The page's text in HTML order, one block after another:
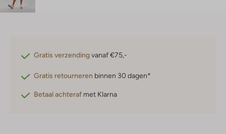
Gratis verzendingvanaf €75,-
Gratis retourneren binnen 30 dagen*
Betaal achteraf met Klarna